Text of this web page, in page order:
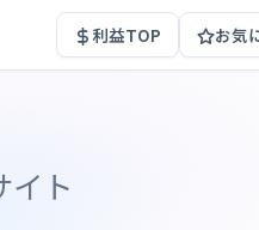
利益TOP お気
イト